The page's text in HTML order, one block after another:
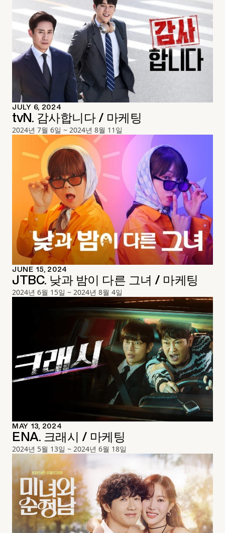
JULY 6, 2024
tvN. 감사합니다 / 마케팅
2024년 7월 6일 ~ 2024년 8월 11일
JUNE 15, 2024
JTBC. 낮과 밤이 다른 그녀 / 마케팅
2024년 6월 15일 ~ 2024년 8월 4일
MAY 13, 2024
ENA. 크래시 / 마케팅
2024년 5월 13일 ~ 2024년 6월 18일